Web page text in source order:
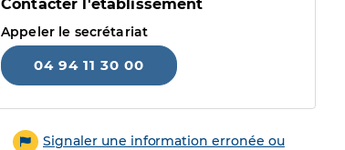
Contacter l'établissement
Appeler le secrétariat
04 94 11 30 00
Signaler une information erronée ou